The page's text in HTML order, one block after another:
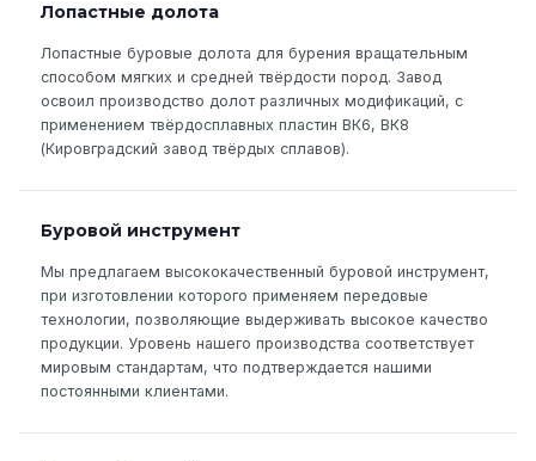
Лопастные долота
Лопастные буровые долота для бурения вращательным
способом мягких и средней твёрдости пород. Завод
освоил производство долот различных модификаций, с
применением твёрдосплавных пластин ВК6, ВК8
(Кировградский завод твёрдых сплавов).
Буровой инструмент
Мы предлагаем высококачественный буровой инструмент,
при изготовлении которого применяем передовые
технологии, позволяющие выдерживать высокое качество
продукции. Уровень нашего производства соответствует
мировым стандартам, что подтверждается нашими
постоянными клиентами.